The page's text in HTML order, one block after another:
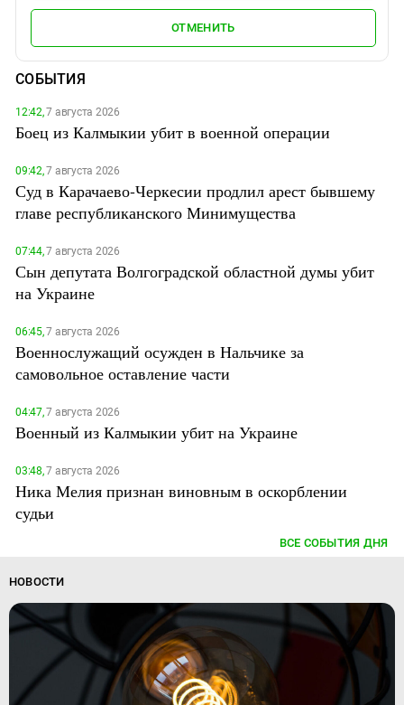
ОТМЕНИТЬ
СОБЫТИЯ
12:42,7 августа 2026
Боец из Калмыкии убит в военной операции
09:42,7 августа 2026
Суд в Карачаево-Черкесии продлил арест бывшему
главе республиканского Минимущества
07:44,7 августа 2026
Сын депутата Волгоградской областной думы убит
на Украине
06:45,7 августа 2026
Военнослужащий осужден в Нальчике за
самовольное оставление части
04:47,7 августа 2026
Военный из Калмыкии убит на Украине
03:48,7 августа 2026
Ника Мелия признан виновным в оскорблении
судьи
ВСЕ СОБЫТИЯ ДНЯ
НОВОСТИ